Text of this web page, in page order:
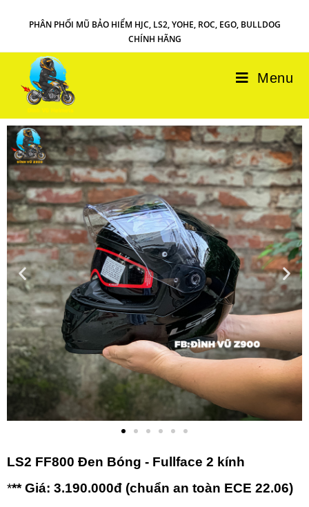
PHÂN PHỐI MŨ BẢO HIỂM HJC, LS2, YOHE, ROC, EGO, BULLDOG
CHÍNH HÃNG
Menu
LS2 FF800 Đen Bóng - Fullface 2 kính
*** Giá: 3.190.000đ (chuẩn an toàn ECE 22.06)